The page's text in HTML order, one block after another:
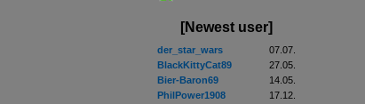
[Newest user]
der_star_wars
07.07.
BlackKittyCat89
27.05.
Bier-Baron69
14.05.
PhilPower1908
17.12.